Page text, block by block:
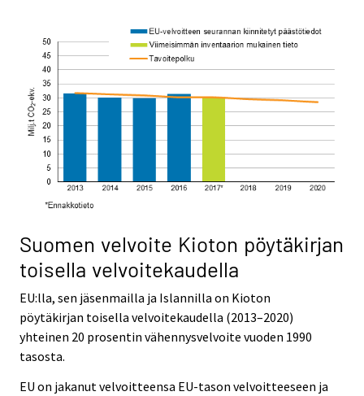
Suomen velvoite Kioton pöytäkirjan
toisella velvoitekaudella
EU:lla, sen jäsenmailla ja Islannilla on Kioton
pöytäkirjan toisella velvoitekaudella (2013–2020)
yhteinen 20 prosentin vähennysvelvoite vuoden 1990
tasosta.
EU on jakanut velvoitteensa EU-tason velvoitteeseen ja